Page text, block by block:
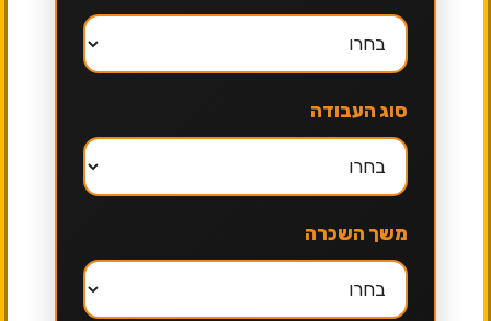
סוג העבודה
משך השכרה